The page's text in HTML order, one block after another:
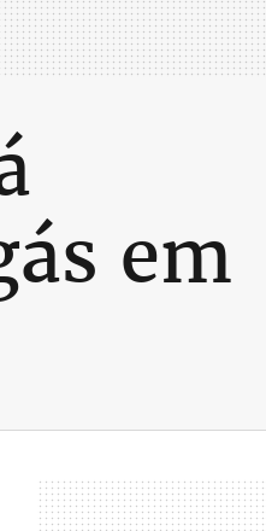
em